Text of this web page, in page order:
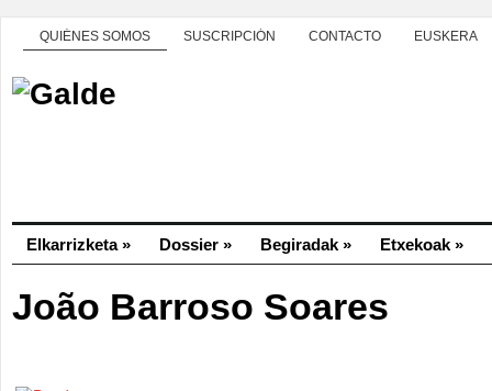
QUIÉNES SOMOS SUSCRIPCIÓN CONTACTO EUSKERA
Elkarrizketa» Dossier » Begiradak » Etxekoak »
João Barroso Soares